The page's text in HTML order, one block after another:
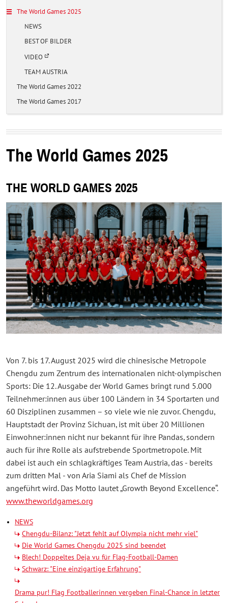
The World Games 2025
NEWS
BEST OF BILDER
VIDEO
f
n
t
n
i
e
u
e
e
n
t
e
r
TEAM AUSTRIA
The World Games 2022
The World Games 2017
The World Games 2025
THE WORLD GAMES 2025
Von 7. bis 17. August 2025 wird die chinesische Metropole
Chengdu zum Zentrum des internationalen nicht-olympischen
Sports: Die 12. Ausgabe der World Games bringt rund 5.000
Teilnehmer:innen aus über 100 Ländern in 34 Sportarten und
60 Disziplinen zusammen – so viele wie nie zuvor. Chengdu,
Hauptstadt der Provinz Sichuan, ist mit über 20 Millionen
Einwohner:innen nicht nur bekannt für ihre Pandas, sondern
auch für ihre Rolle als aufstrebende Sportmetropole. Mit
dabei ist auch ein schlagkräftiges Team Austria, das - bereits
zum dritten Mal - von Aria Siami als Chef de Mission
angeführt wird. Das Motto lautet „Growth Beyond Excellence“.
www.theworldgames.org
NEWS
Chengdu-Bilanz: "Jetzt fehlt auf Olympia nicht mehr viel"
Die World Games Chengdu 2025 sind beendet
Blech! Doppeltes Deja vu für Flag-Football-Damen
Schwarz: "Eine einzigartige Erfahrung"
Drama pur! Flag Footballerinnen vergeben Final-Chance in letzter